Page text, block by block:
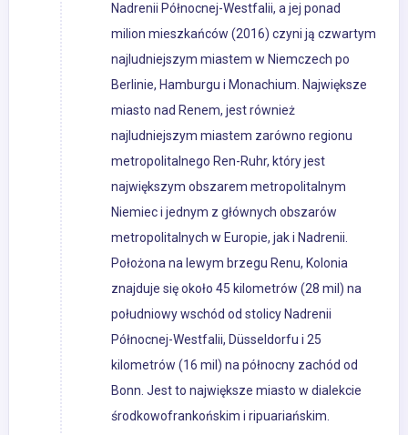
Nadrenii Północnej-Westfalii, a jej ponad
milion mieszkańców (2016) czyni ją czwartym
najludniejszym miastem w Niemczech po
Berlinie, Hamburgu i Monachium. Największe
miasto nad Renem, jest również
najludniejszym miastem zarówno regionu
metropolitalnego Ren-Ruhr, który jest
największym obszarem metropolitalnym
Niemiec i jednym z głównych obszarów
metropolitalnych w Europie, jak i Nadrenii.
Położona na lewym brzegu Renu, Kolonia
znajduje się około 45 kilometrów (28 mil) na
południowy wschód od stolicy Nadrenii
Północnej-Westfalii, Düsseldorfu i 25
kilometrów (16 mil) na północny zachód od
Bonn. Jest to największe miasto w dialekcie
środkowofrankońskim i ripuariańskim.